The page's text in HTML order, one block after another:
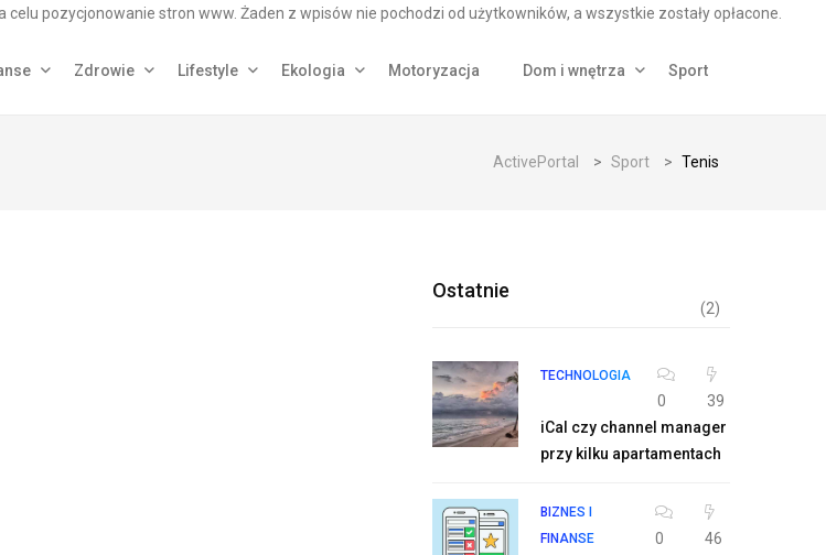
pozycjonowanie stron www. Żaden z wpisów nie pochodzi od użytkowników, a wszystkie zostały opłacone.
Zdrowie Lifestyle Ekologia Motoryzacja Dom i wnętrza Sport
ActivePortal > Sport > Tenis
Ostatnie
TECHNOLOGIA
0
39
iCal czy channel manager
przy kilku apartamentach
BIZNES I
FINANSE
0
46
(2)